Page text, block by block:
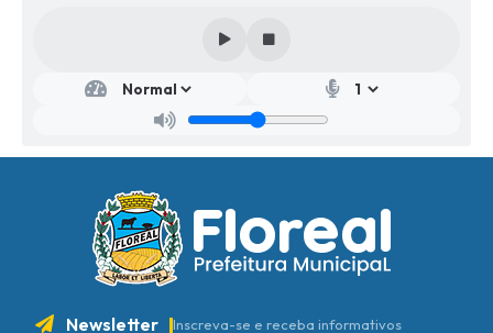
Newsletter Inscreva-se e receba informativos